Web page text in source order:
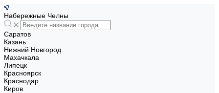
Набережные Челны
Саратов
Казань
Нижний Новгород
Махачкала
Липецк
Красноярск
Краснодар
Киров